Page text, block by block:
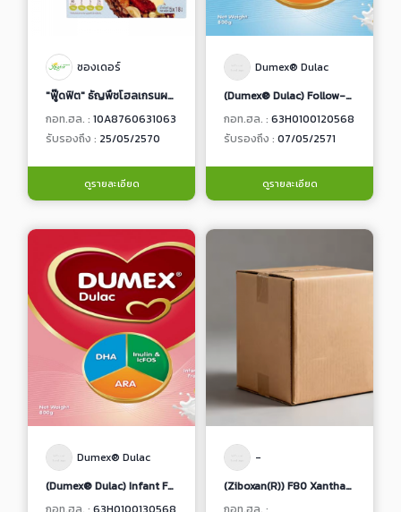
ซองเดอร์
"ฟู๊ดฟิต" ธัญพืชโฮลเกรนผสมข้าวกล้องงอกและผลไม้ สูตรน้ำตาลน้อยกว่า
กอท.ฮล. : 10A8760631063
รับรองถึง : 25/05/2570
ดูรายละเอียด
Dumex® Dulac
(Dumex® Dulac) Follow-up Formula Stage 2
กอท.ฮล. : 63H0100120568
รับรองถึง : 07/05/2571
ดูรายละเอียด
Dumex® Dulac
(Dumex® Dulac) Infant Formula Stage 1
-
(Ziboxan(R)) F80 Xanthan Gum (80 mesh) / China